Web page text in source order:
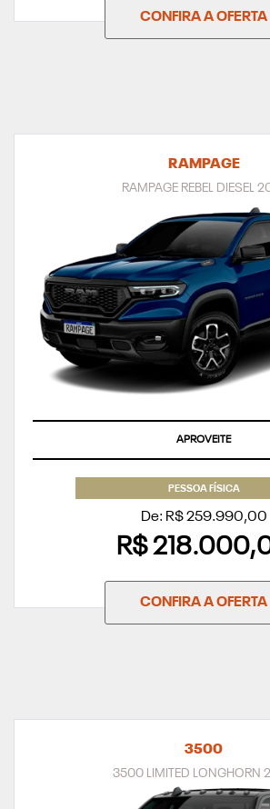
CONFIRA A OFERTA
RAMPAGE
RAMPAGE REBEL DIESEL
APROVEITE
PESSOA FÍSICA
De: R$ 259.990,00
R$
CONFIRA A OFERTA
3500
3500 LIMITED LONGHORN